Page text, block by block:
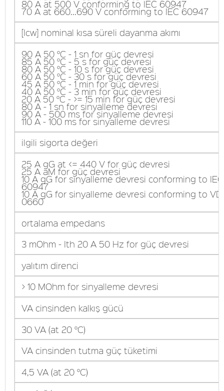
80 A at 500 V conforming to IEC 60947
70 A at 660...690 V conforming to IEC 60947
[Icw] nominal kısa süreli dayanma akımı
90 A 50 °C - 1 sn for güç devresi
85 A 50 °C - 5 s for güç devresi
80 A 50 °C - 10 s for güç devresi
60 A 50 °C - 30 s for güç devresi
45 A 50 °C - 1 min for güç devresi
40 A 50 °C - 3 min for güç devresi
20 A 50 °C - >= 15 min for güç devresi
80 A - 1 sn for sinyalleme devresi
90 A - 500 ms for sinyalleme devresi
110 A - 100 ms for sinyalleme devresi
ilgili sigorta değeri
25 A gG at <= 440 V for güç devresi
25 A aM for güç devresi
10 A gG for sinyalleme devresi conforming to IEC
60947
10 A gG for sinyalleme devresi conforming to
0660
ortalama empedans
3 mOhm - Ith 20 A 50 Hz for güç devresi
yalıtım direnci
> 10 MOhm for sinyalleme devresi
VA cinsinden kalkış gücü
30 VA (at 20 °C)
VA cinsinden tutma güç tüketimi
4,5 VA (at 20 °C)